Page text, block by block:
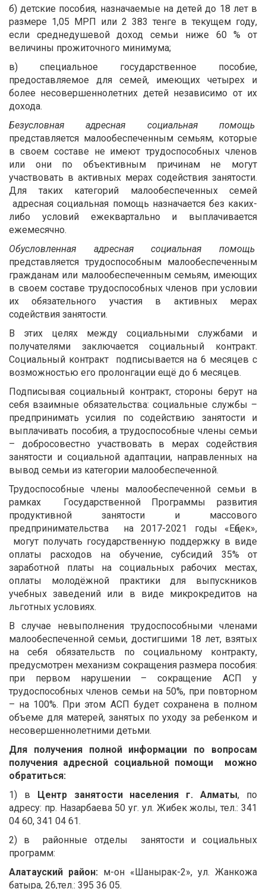
б) детские пособия, назначаемые на детей до 18 лет в
размере 1,05 МРП или 2 383 тенге в текущем году,
если среднедушевой доход семьи ниже 60 % от
величины прожиточного минимума;
в) специальное государственное пособие,
предоставляемое для семей, имеющих четырех и
более несовершеннолетних детей независимо от их
дохода.
Безусловная адресная социальная помощь
представляется малообеспеченным семьям, которые
в своем составе не имеют трудоспособных членов
или они по объективным причинам не могут
участвовать в активных мерах содействия занятости.
Для таких категорий малообеспеченных семей
адресная социальная помощь назначается без каких-
либо условий ежеквартально и выплачивается
ежемесячно.
Обусловленная адресная социальная помощь
представляется трудоспособным малообеспеченным
гражданам или малообеспеченным семьям, имеющих
в своем составе трудоспособных членов при условии
их обязательного участия в активных мерах
содействия занятости.
В этих целях между социальными службами и
получателями заключается социальный контракт.
Социальный контракт подписывается на 6 месяцев с
возможностью его пролонгации ещё до 6 месяцев.
Подписывая социальный контракт, стороны берут на
себя взаимные обязательства: социальные службы –
предпринимать усилия по содействию занятости и
выплачивать пособия, а трудоспособные члены семьи
– добросовестно участвовать в мерах содействия
занятости и социальной адаптации, направленных на
вывод семьи из категории малообеспеченной.
Трудоспособные члены малообеспеченной семьи в
рамках Государственной Программы развития
продуктивной занятости и массового
предпринимательства на 2017-2021 годы «Еңбек»,
могут получать государственную поддержку в виде
оплаты расходов на обучение, субсидий 35% от
заработной платы на социальных рабочих местах,
оплаты молодёжной практики для выпускников
учебных заведений или в виде микрокредитов на
льготных условиях.
В случае невыполнения трудоспособными членами
малообеспеченной семьи, достигшими 18 лет, взятых
на себя обязательств по социальному контракту,
предусмотрен механизм сокращения размера пособия:
при первом нарушении – сокращение АСП у
трудоспособных членов семьи на 50%, при повторном
– на 100%. При этом АСП будет сохранена в полном
объеме для матерей, занятых по уходу за ребенком и
несовершеннолетними детьми.
Для получения полной информации по вопросам
получения адресной социальной помощи можно
обратиться:
1) в Центр занятости населения г. Алматы, по
адресу: пр. Назарбаева 50 уг. ул. Жибек жолы, тел.: 341
04 60, 341 04 61.
2) в районные отделы занятости и социальных
программ:
Алатауский район: м-он «Шанырак-2», ул. Жанкожа
батыра, 26,тел.: 395 36 05.